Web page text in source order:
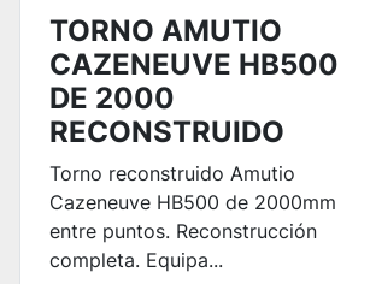
TORNO AMUTIO
CAZENEUVE HB500
DE 2000
RECONSTRUIDO
Torno reconstruido Amutio
Cazeneuve HB500 de 2000mm
entre puntos. Reconstrucción
completa. Equipa...